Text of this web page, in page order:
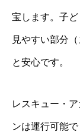
宝します。子
見やすい部分
と安心です。
レスキュー・
ンは運行可能